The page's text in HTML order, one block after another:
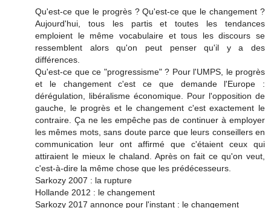
Qu'est-ce que le progrès ? Qu'est-ce que le changement ?
Aujourd'hui, tous les partis et toutes les tendances
emploient le même vocabulaire et tous les discours se
ressemblent alors qu'on peut penser qu'il y a des
différences.
Qu'est-ce que ce "progressisme" ? Pour l'UMPS, le progrès
et le changement c'est ce que demande l'Europe :
dérégulation, libéralisme économique. Pour l'opposition de
gauche, le progrès et le changement c'est exactement le
contraire. Ça ne les empêche pas de continuer à employer
les mêmes mots, sans doute parce que leurs conseillers en
communication leur ont affirmé que c'étaient ceux qui
attiraient le mieux le chaland. Après on fait ce qu'on veut,
c'est-à-dire la même chose que les prédécesseurs.
Sarkozy 2007 : la rupture
Hollande 2012 : le changement
Sarkozy 2017 annonce pour l'instant : le changement